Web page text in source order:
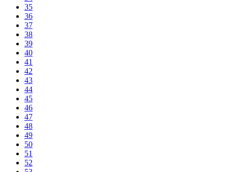
35
36
37
38
39
40
41
42
43
44
45
46
47
48
49
50
51
52